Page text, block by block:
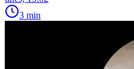
3 min